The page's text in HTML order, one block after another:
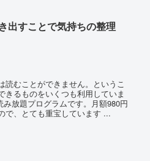
出すことで気持ちの整理
読むことができません。というこ
きるものをいくつも利用していま
放題プログラムです。月額980円
で、とても重宝しています ...